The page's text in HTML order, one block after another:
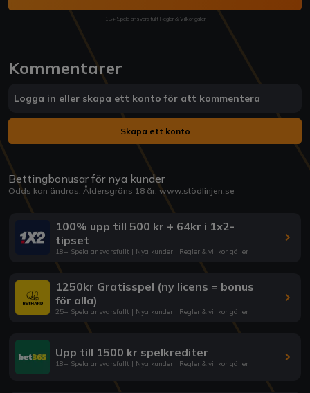
18+ Spela ansvarsfullt Regler & Villkor gäller
Kommentarer
Logga in eller skapa ett konto för att kommentera
Skapa ett konto
Bettingbonusar för nya kunder
Odds kan ändras. Åldersgräns 18 år. www.stödlinjen.se
100% upp till 500 kr + 64kr i 1x2-
tipset
18+ Spela ansvarsfullt | Nya kunder | Regler & villkor gäller
1250kr Gratisspel (ny licens = bonus
för alla)
25+ Spela ansvarsfullt | Nya kunder | Regler & villkor gäller
Upp till 1500 kr spelkrediter
18+ Spela ansvarsfullt | Nya kunder | Regler & villkor gäller